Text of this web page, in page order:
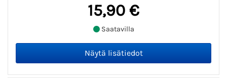
15,90 €
Saatavilla